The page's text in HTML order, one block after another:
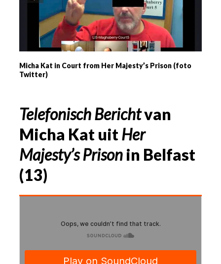
Micha Kat in Court from Her Majesty’s Prison (foto
Twitter)
Telefonisch Berichtvan
Micha Kat uit Her
Majesty’s Prison in Belfast
(13)